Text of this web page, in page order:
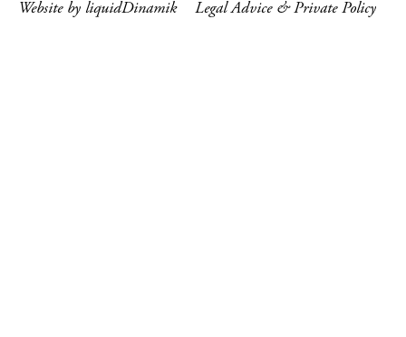
Website by liquidDinamik Legal Advice & Private Policy